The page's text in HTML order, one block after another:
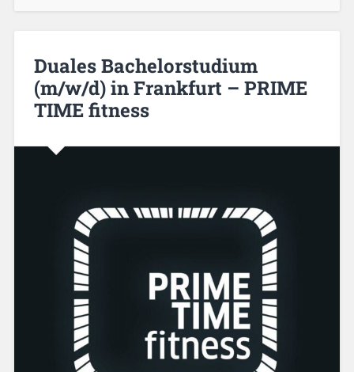
Duales Bachelorstudium
(m/w/d) in Frankfurt – PRIME
TIME fitness